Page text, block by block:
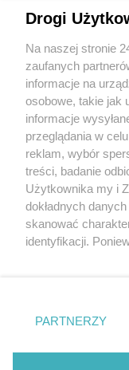
Wydawca mediów
Nie zapomnij
zapoznać się z:
polityką
Twojemiasto
Piekary Śląskie
Chorzów
Tarnowskie Góry
Gliwice
Drogi
Na naszej stronie
zaufanych
informacje na
osobowe, takie jak
informacje
przeglądania w
reklam, wybór
treści, badanie
Użytkownika my i
dokładnych
skanować
identyfikacji.
prywatności
. Niektóre
zgody
takiemu
PARTNERZY